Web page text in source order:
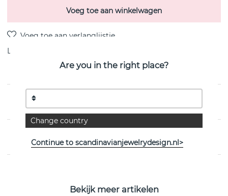
Voeg toe aan winkelwagen
Levering:
PRODUCTOMSCHRIJVING
Bekijk meer artikelen
Are you in the right place?
Change country
Continue to scandinavianjewelrydesign.nl>